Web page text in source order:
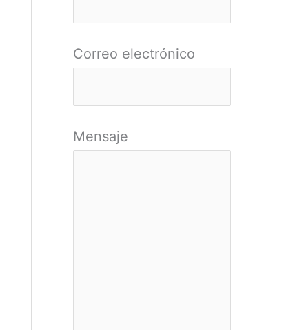
Correo electrónico
Mensaje